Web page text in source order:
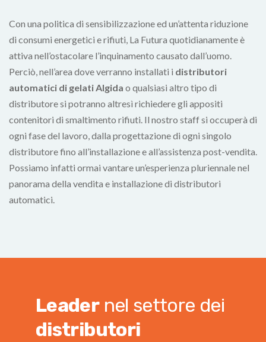
Con una politica di sensibilizzazione ed un’attenta riduzione
di consumi energetici e rifiuti, La Futura quotidianamente è
attiva nell’ostacolare l’inquinamento causato dall’uomo.
Perciò, nell’area dove verranno installati i distributori
automatici di gelati Algida o qualsiasi altro tipo di
distributore si potranno altresì richiedere gli appositi
contenitori di smaltimento rifiuti. Il nostro staff si occuperà di
ogni fase del lavoro, dalla progettazione di ogni singolo
distributore fino all’installazione e all’assistenza post-vendita.
Possiamo infatti ormai vantare un’esperienza pluriennale nel
panorama della vendita e installazione di distributori
automatici.
Leadernel settore dei
distributori